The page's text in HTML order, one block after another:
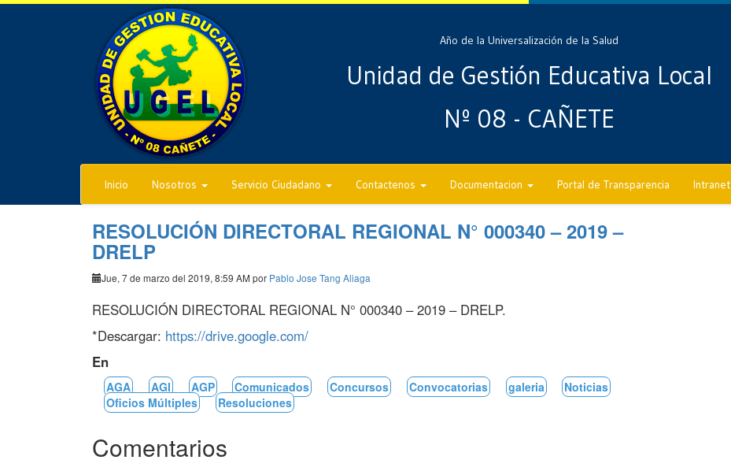
Año de la Universalización de la Salud
Unidad de Gestión Educativa Local
Nº 08 - CAÑETE
Inicio Nosotros Servicio Ciudadano Contactenos Documentacion Portal de Transparencia Intranet
RESOLUCIÓN DIRECTORAL REGIONAL N° 000340 – 2019 –
DRELP
Jue, 7 de marzo del 2019, 8:59 AM por Pablo Jose Tang Aliaga
RESOLUCIÓN DIRECTORAL REGIONAL N° 000340 – 2019 – DRELP.
*Descargar: https://drive.google.com/
En
AGA AGI AGP Comunicados Concursos Convocatorias galeria
Noticias
Oficios Múltiples
Resoluciones
Comentarios